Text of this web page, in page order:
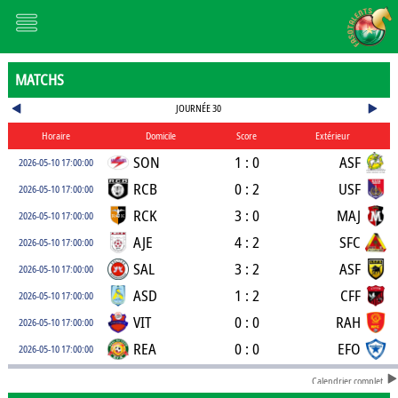
MATCHS
JOURNÉE 30
Horaire Domicile Score
Extérieur
2026-05-10 17:00:00
SON 1 : 0 ASF
2026-05-10 17:00:00 RCB 0 : 2 USF
2026-05-10 17:00:00 RCK 3 : 0 MAJ
2026-05-10 17:00:00 AJE 4 : 2 SFC
2026-05-10 17:00:00 SAL 3 : 2 ASF
2026-05-10 17:00:00 ASD 1 : 2 CFF
2026-05-10 17:00:00 VIT 0 : 0 RAH
2026-05-10 17:00:00 REA 0 : 0 EFO
Calendrier complet